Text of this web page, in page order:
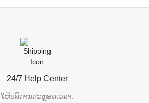
24/7 Help Center
ໃຫ້ບໍລິການຕະຫຼອດເວລາ.